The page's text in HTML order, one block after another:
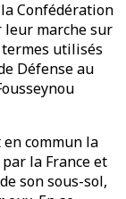
Confédération
leur marche sur
termes utilisés
Défense au
commun la
la France et
son sous-sol,